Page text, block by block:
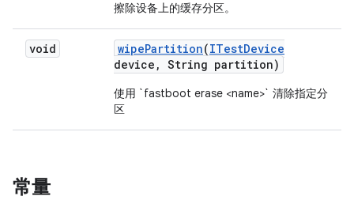
擦除设备上的缓存分区。
void wipePartition(ITestDevice
device , String partition)
使用 `fastboot erase <name>` 清除指定分
区
常量